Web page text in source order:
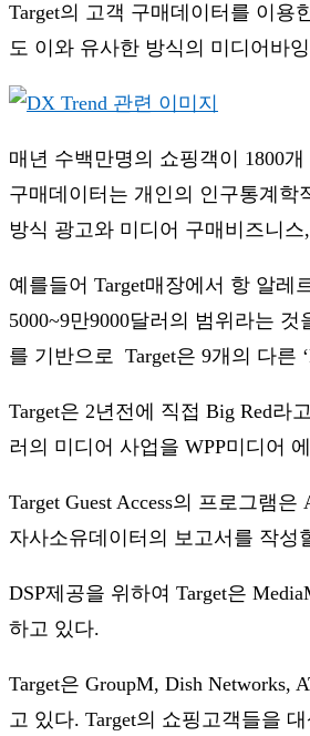
Target의 고객 구매데이터를 이용
도 이와 유사한 방식의 미디어바
매년 수백만명의 쇼핑객이 1800
구매데이터는 개인의 인구통계학
방식 광고와 미디어 구매비즈니스
예를들어 Target매장에서 항 알레
5000~9만9000달러의 범위라는
를 기반으로 Target은 9개의 다른
Target은 2년전에 직접 Big Red
러의 미디어 사업을 WPP미디어
Target Guest Access의 프로그램
자사소유데이터의 보고서를 작성
DSP제공을 위하여 Target은
하고 있다.
Target은 GroupM, Dish
고 있다. Target의 쇼핑고객들을